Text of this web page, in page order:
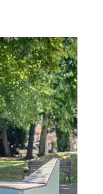
Sitz,